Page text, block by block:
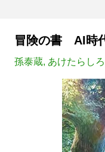
冒険の書 AI時
孫泰蔵, あけたらし